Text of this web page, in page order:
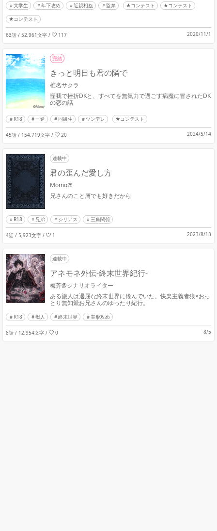
大学生 年下攻め 近親相姦 監禁 ★コンテスト
★コンテスト
★コンテスト
63話 / 52,961文字 / 117 2020/11/1
完結
きっと明日も君の隣で
椎名サクラ
怪我で挫折DKと、すべてを無気力で過ごす病魔に冒されたDK
の恋の話
R18 一途 同級生 ツンデレ ★コンテスト
45話 / 154,719文字 / 20 2024/5/14
連載中
君の歪んだ愛し方
Momo🍑
兄さんのこと屑でも好きだから
R18 兄弟 シリアス 三角関係
4話 / 5,923文字 / 1 2023/8/13
連載中
アネモネ外伝-終末世界紀行-
梅芳@シナリオライター
ある旅人は退屈な終末世界に倦んでいた。快楽主義者狼×おっ
とり無知鷲お兄さんのゆったり紀行。
R18 獣人 終末世界 美形攻め
8話 / 12,954文字 / 0 8/5